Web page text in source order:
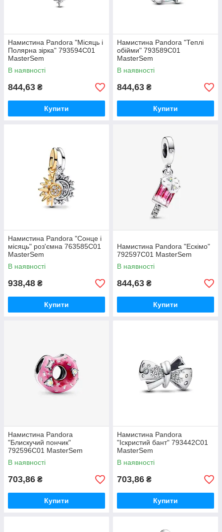
Намистина Pandora "Місяць і
Полярна зірка" 793594C01
MasterSem
В наявності
844,63 ₴
Купити
Намистина Pandora "Теплі
обійми" 793589C01
MasterSem
В наявності
844,63 ₴
Купити
Намистина Pandora "Сонце і
місяць" роз'ємна 763585C01
MasterSem
В наявності
938,48 ₴
Купити
Намистина Pandora "Ескімо"
792597C01 MasterSem
В наявності
844,63 ₴
Купити
Намистина Pandora
"Блискучий пончик"
792596C01 MasterSem
В наявності
703,86 ₴
Купити
Намистина Pandora
"Іскристий бант" 793442C01
MasterSem
В наявності
703,86 ₴
Купити